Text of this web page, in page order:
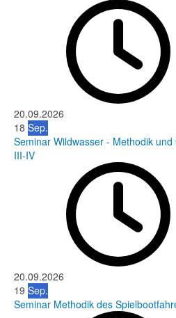
20.09.2026
18 Sep.
Seminar Wildwasser - Methodik
III-IV
20.09.2026
19 Sep.
Seminar Methodik des